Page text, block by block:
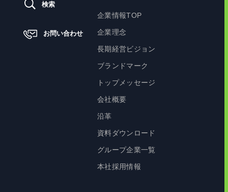
検索
お問い合わせ
企業情報TOP
企業理念
長期経営ビジョン
ブランドマーク
トップメッセージ
会社概要
沿革
資料ダウンロード
グループ企業一覧
本社採用情報